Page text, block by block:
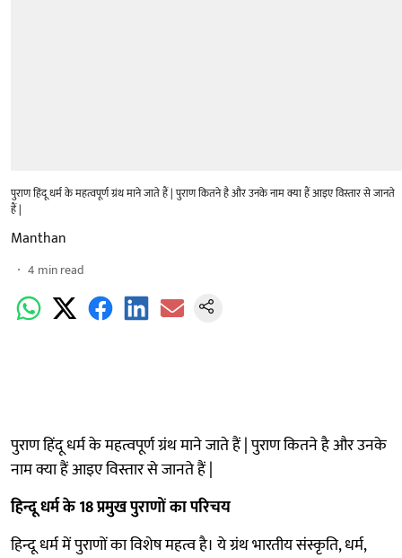
पुराण हिंदू धर्म के महत्वपूर्ण ग्रंथ माने जाते हैं | पुराण कितने है और उनके नाम क्या हैं आइए विस्तार से जानते
हैं |
Manthan
4 min read
पुराण हिंदू धर्म के महत्वपूर्ण ग्रंथ माने जाते हैं | पुराण कितने है और उनके
नाम क्या हैं आइए विस्तार से जानते हैं |
हिन्दू धर्म के 18 प्रमुख पुराणों का परिचय
हिन्दू धर्म में पुराणों का विशेष महत्व है। ये ग्रंथ भारतीय संस्कृति, धर्म,